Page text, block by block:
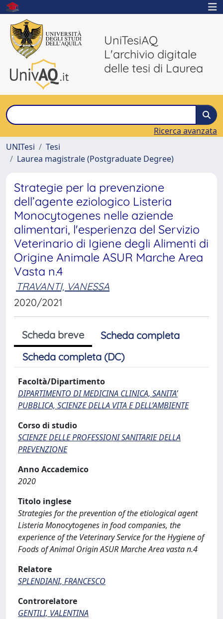
UniTesiAQ
L'archivio digitale
delle tesi di Laurea
Ricerca avanzata
UNITesi
Tesi
Laurea magistrale (Postgraduate Degree)
Strategie per la prevenzione
dell’agente eziologico Listeria
Monocytogenes nelle aziende
alimentari, l'esperienza del Servizio
Veterinario di Igiene degli Alimenti di
Origine Animale ASUR Marche Area
Vasta n.4
TRAVANTI, VANESSA
2020/2021
Scheda breve
Scheda completa
Scheda completa (DC)
Facoltà/Dipartimento
DIPARTIMENTO DI MEDICINA CLINICA, SANITA’
PUBBLICA, SCIENZE DELLA VITA E DELL’AMBIENTE
Corso di studio
SCIENZE DELLE PROFESSIONI SANITARIE DELLA
PREVENZIONE
Anno Accademico
2020
Titolo inglese
Strategies for the prevention of the etiological agent
Listeria Monocytogenes in food companies, the
experience of the Veterinary Service for the Hygiene of
Foods of Animal Origin ASUR Marche Area vasta n.4
Relatore
SPLENDIANI, FRANCESCO
Controrelatore
GENTILI, VALENTINA